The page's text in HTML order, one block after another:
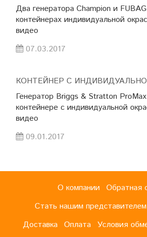
Два генератора Champion и
контейнерах индивидуальной
видео
07.03.2017
КОНТЕЙНЕР С
Генератор Briggs & Stratton
контейнере с индивидуальной
видео
09.01.2017
О компании Обратная
Стать нашим представителем
Доставка Оплата Условия